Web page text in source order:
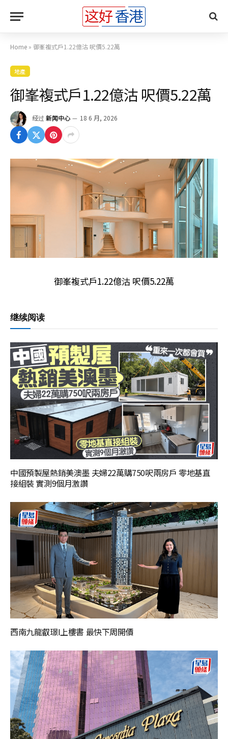
Home » 御峯複式戶1.22億沽 呎價5.22萬
地產
御峯複式戶1.22億沽 呎價5.22萬
经过 新闻中心 18 6 月, 2026
御峯複式戶1.22億沽 呎價5.22萬
继续阅读
中國預製屋熱銷美澳墨 夫婦22萬購750呎兩房戶 零地基直
接組裝 實測9個月激讚
西南九龍叡璟I上樓書 最快下周開價